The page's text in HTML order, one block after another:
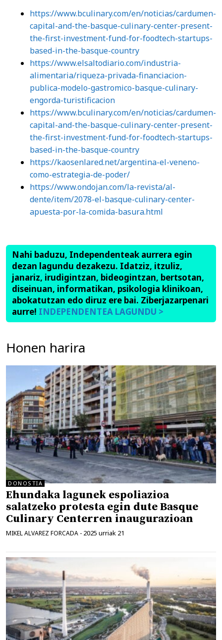
https://www.bculinary.com/en/noticias/cardumen-
capital-and-the-basque-culinary-center-present-
the-first-investment-fund-for-foodtech-startups-
based-in-the-basque-country
https://www.elsaltodiario.com/industria-
alimentaria/riqueza-privada-financiacion-
publica-modelo-gastromico-basque-culinary-
engorda-turistificacion
https://www.bculinary.com/en/noticias/cardumen-
capital-and-the-basque-culinary-center-present-
the-first-investment-fund-for-foodtech-startups-
based-in-the-basque-country
https://kaosenlared.net/argentina-el-veneno-
como-estrategia-de-poder/
https://www.ondojan.com/la-revista/al-
dente/item/2078-el-basque-culinary-center-
apuesta-por-la-comida-basura.html
Nahi baduzu, Independenteak aurrera egin
dezan lagundu dezakezu. Idatziz, itzuliz,
janariz, irudigintzan, bideogintzan, bertsotan,
diseinuan, informatikan, psikologia klinikoan,
abokatutzan edo diruz ere bai. Ziberjazarpenari
aurre! INDEPENDENTEA LAGUNDU >
Honen harira
DONOSTIA
Ehundaka lagunek espoliazioa
salatzeko protesta egin dute Basque
Culinary Centerren inaugurazioan
MIKEL ALVAREZ FORCADA - 2025 urriak 21